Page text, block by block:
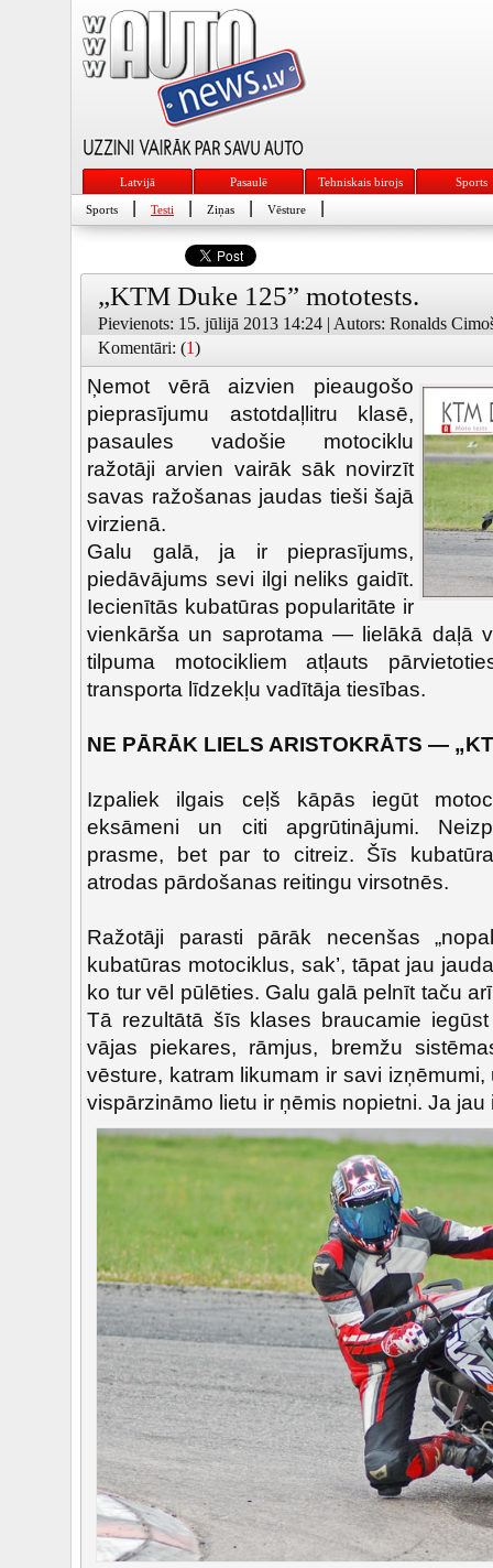
Latvijā Pasaulē Tehniskais birojs Sports
Sports Testi Ziņas Vēsture
„KTM Duke 125” mototests.
Pievienots: 15. jūlijā 2013 14:24 | Autors: Ronalds
Komentāri: (1)
Ņemot vērā aizvien pieaugošo
pieprasījumu astotdaļlitru klasē,
pasaules vadošie motociklu
ražotāji arvien vairāk sāk novirzīt
savas ražošanas jaudas tieši šajā
virzienā.
Galu galā, ja ir pieprasījums,
piedāvājums sevi ilgi neliks gaidīt.
Iecienītās kubatūras popularitāte ir
vienkārša un saprotama — lielākā daļā
tilpuma motocikliem atļauts
transporta līdzekļu vadītāja tiesības.
NE PĀRĀK LIELS ARISTOKRĀTS —
Izpaliek ilgais ceļš kāpās iegūt
eksāmeni un citi apgrūtinājumi.
prasme, bet par to citreiz. Šīs
atrodas pārdošanas reitingu virsotnēs.
Ražotāji parasti pārāk necenšas
kubatūras motociklus, sak’, tāpat jau
ko tur vēl pūlēties. Galu galā pelnīt taču
Tā rezultātā šīs klases braucamie
vājas piekares, rāmjus, bremžu
vēsture, katram likumam ir savi
vispārzināmo lietu ir ņēmis nopietni. Ja